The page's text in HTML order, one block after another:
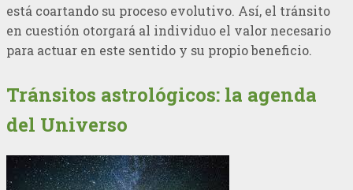
está coartando su proceso evolutivo. Así, el tránsito
en cuestión otorgará al individuo el valor necesario
para actuar en este sentido y su propio beneficio.
Tránsitos astrológicos: la agenda
del Universo